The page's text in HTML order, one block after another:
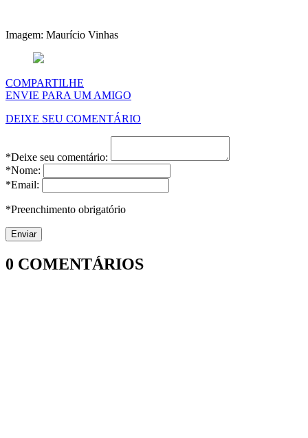
Imagem: Maurício Vinhas
COMPARTILHE
ENVIE PARA UM AMIGO
DEIXE SEU COMENTÁRIO
*Deixe seu comentário:
*Nome:
*Email:
*Preenchimento obrigatório
0 COMENTÁRIOS